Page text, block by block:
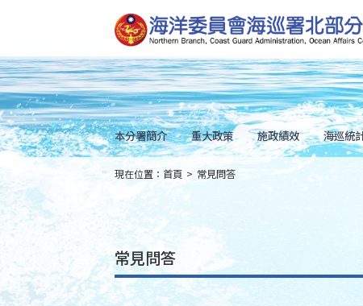
到
主
要
內
容
Skip
to
main
content
本分署簡介 重大政策 施政績效 海巡統
::: 現在位置： 首頁 > 常見問答
常見問答